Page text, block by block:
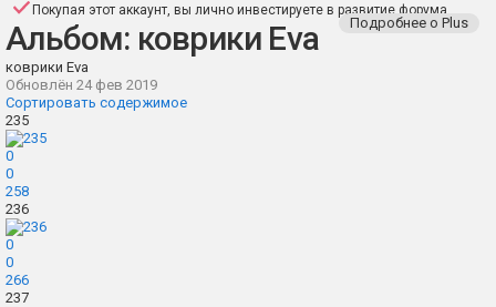
Покупая этот аккаунт, вы лично инвестируете в развитие форума
Подробнее о Plus
Альбом: коврики Eva
коврики Eva
Обновлён 24 фев 2019
Сортировать содержимое
235
0
0
258
236
0
0
266
237